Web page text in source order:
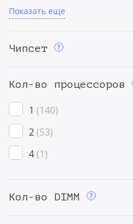
SP3 1
Показать еще
Чипсет
Кол-во процессоров
1
140
2 53
4 1
Кол-во DIMM